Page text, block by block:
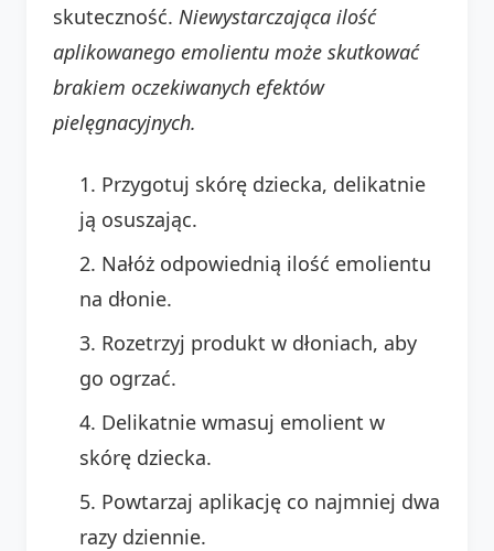
skuteczność. Niewystarczająca ilość
aplikowanego emolientu może skutkować
brakiem oczekiwanych efektów
pielęgnacyjnych.
Przygotuj skórę dziecka, delikatnie
ją osuszając.
Nałóż odpowiednią ilość emolientu
na dłonie.
Rozetrzyj produkt w dłoniach, aby
go ogrzać.
Delikatnie wmasuj emolient w
skórę dziecka.
Powtarzaj aplikację co najmniej dwa
razy dziennie.